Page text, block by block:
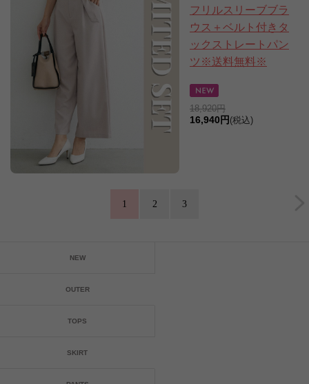
フリルスリーブブラ
ウス＋ベルト付きタ
ックストレートパン
ツ※送料無料※
18,920円
16,940円 (税込)
1 2 3
NEW
OUTER
TOPS
SKIRT